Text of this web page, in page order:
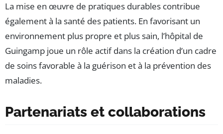
La mise en œuvre de pratiques durables contribue
également à la santé des patients. En favorisant un
environnement plus propre et plus sain, l’hôpital de
Guingamp joue un rôle actif dans la création d’un cadre
de soins favorable à la guérison et à la prévention des
maladies.
Partenariats et collaborations